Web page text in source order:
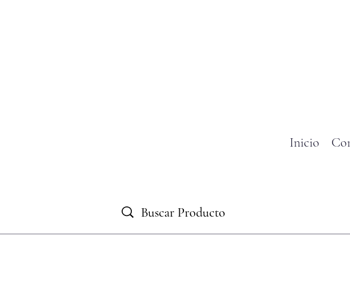
Inicio